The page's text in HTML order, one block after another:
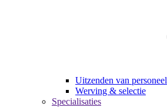
Uitzenden van personeel
Werving & selectie
Specialisaties